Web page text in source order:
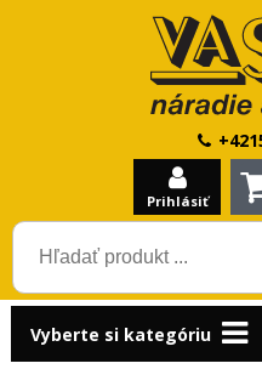
Prihlásiť
Vyberte si kategóriu